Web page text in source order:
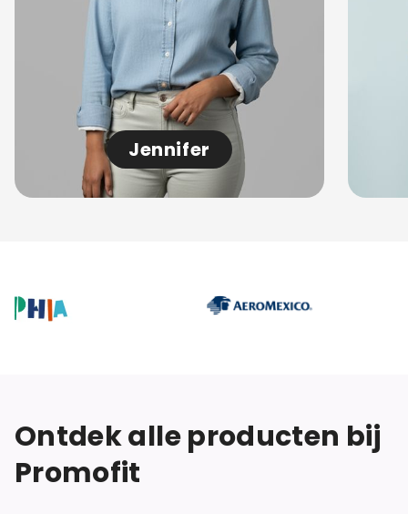
Jennifer
Ontdek alle producten bij
Promofit